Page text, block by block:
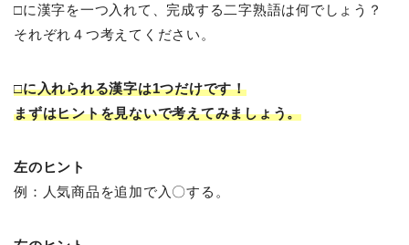
□に漢字を一つ入れて、完成する二字熟語は何でしょう？
それぞれ４つ考えてください。
□に入れられる漢字は1つだけです！
まずはヒントを見ないで考えてみましょう。
左のヒント
例：人気商品を追加で入〇する。